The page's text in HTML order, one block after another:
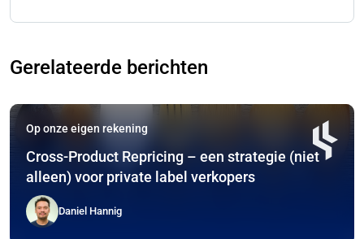
Gerelateerde berichten
Op onze eigen rekening
Cross-Product Repricing – een strategie (niet
alleen) voor private label verkopers
Daniel Hannig